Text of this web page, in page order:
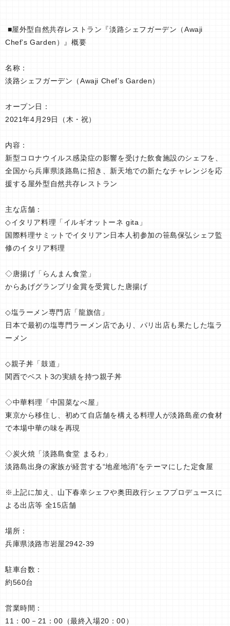
■屋外型自然共存レストラン『淡路シェフガーデン（Awaji
Chef’s Garden）』概要
名称：
淡路シェフガーデン（Awaji Chef’s Garden）
オープン日：
2021年4月29日（木・祝）
内容：
新型コロナウイルス感染症の影響を受けた飲食施設のシェフを、
全国から兵庫県淡路島に招き、新天地での新たなチャレンジを応
援する屋外型自然共存レストラン
主な店舗：
◇イタリア料理「イルギオットーネ gita」
国際料理サミットでイタリアン日本人初参加の笹島保弘シェフ監
修のイタリア料理
◇唐揚げ「らんまん食堂」
からあげグランプリ金賞を受賞した唐揚げ
◇塩ラーメン専門店「龍旗信」
日本で最初の塩専門ラーメン店であり、パリ出店も果たした塩ラ
ーメン
◇親子丼「鼓道」
関西でベスト3の実績を持つ親子丼
◇中華料理「中国菜なべ屋」
東京から移住し、初めて自店舗を構える料理人が淡路島産の食材
で本場中華の味を再現
◇炭火焼「淡路島食堂 まるわ」
淡路島出身の家族が経営する“地産地消”をテーマにした定食屋
※上記に加え、山下春幸シェフや奥田政行シェフプロデュースに
よる出店等 全15店舗
場所：
兵庫県淡路市岩屋2942-39
駐車台数：
約560台
営業時間：
11：00－21：00（最終入場20：00）